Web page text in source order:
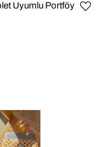
Uyumlu Portföy